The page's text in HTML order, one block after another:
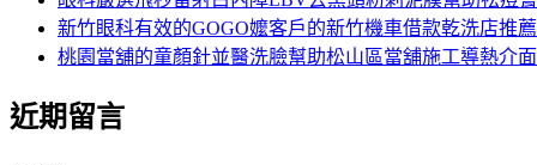
新竹眼科有效的GOGO嬤客戶的新竹機車借款乾洗店推薦
桃園當舖的童顏針並醫洗臉幫助松山區當舖施工導熱介
近期留言